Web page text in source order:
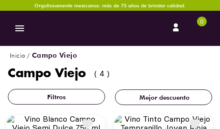
Orgullosamente mexicanos: más de 75 años de brindar calidad.
0
Campo Viejo
Campo Viejo 4
Mejor descuento